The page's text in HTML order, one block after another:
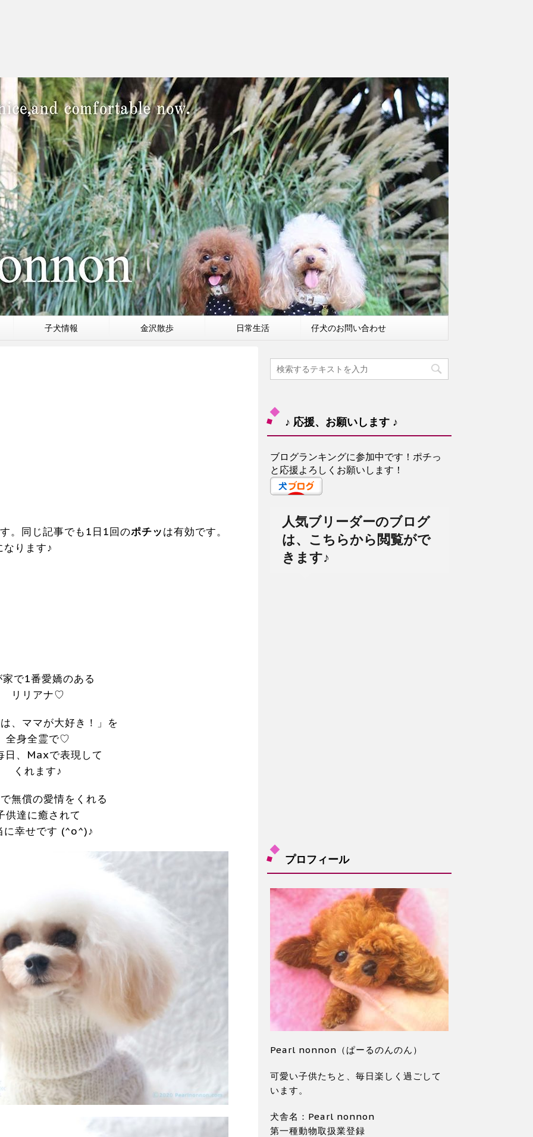
子犬情報 金沢散歩 日常生活 仔犬のお問い合わせ
。同じ記事でも1日1回のポチッは有効です。
ります♪
で1番愛嬌のある
リリアナ♡
、ママが大好き！」を
全身全霊で♡
日、Maxで表現して
くれます♪
無償の愛情をくれる
供達に癒されて
に幸せです (^o^)♪
♪ 応援、お願いします ♪
ブログランキングに参加中です！ポチっ
と応援よろしくお願いします！
人気ブリーダーのブログ
は、こちらから閲覧がで
きます♪
プロフィール
Pearl nonnon（ぱーるのんのん）
可愛い子供たちと、毎日楽しく過ごして
います。
犬舎名：Pearl nonnon
第一種動物取扱業登録